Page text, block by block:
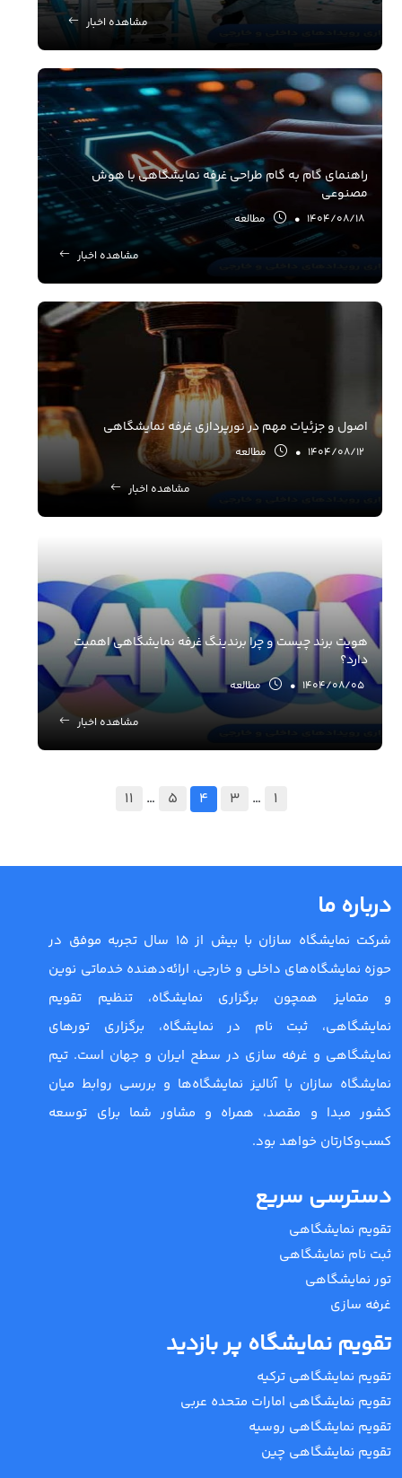
مشاهده اخبار
راهنمای گام به گام طراحی غرفه نمایشگاهی با هوش
مصنوعی
1404/08/18
• مطالعه
مشاهده اخبار
اصول و جزئیات مهم در نورپردازی غرفه نمایشگاهی
1404/08/12
• مطالعه
مشاهده اخبار
هویت برند چیست و چرا برندینگ غرفه نمایشگاهی اهمیت
دارد؟
1404/08/05
• مطالعه
مشاهده اخبار
1
…
3
4
5
…
11
درباره ما
شرکت نمایشگاه سازان با بیش از 15 سال تجربه موفق در
حوزه نمایشگاه‌های داخلی و خارجی، ارائه‌دهنده خدماتی نوین
و متمایز همچون برگزاری نمایشگاه، تنظیم تقویم
نمایشگاهی، ثبت نام در نمایشگاه، برگزاری تورهای
نمایشگاهی و غرفه سازی در سطح ایران و جهان است. تیم
نمایشگاه سازان با آنالیز نمایشگاه‌ها و بررسی روابط میان
کشور مبدا و مقصد، همراه و مشاور شما برای توسعه
کسب‌وکارتان خواهد بود.
دسترسی سریع
تقویم نمایشگاهی
ثبت نام نمایشگاهی
تور نمایشگاهی
غرفه سازی
تقویم نمایشگاه پر بازدید
تقویم نمایشگاهی ترکیه
تقویم نمایشگاهی امارات متحده عربی
تقویم نمایشگاهی روسیه
تقویم نمایشگاهی چین